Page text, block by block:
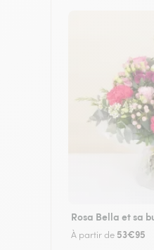
Rosa Bella et sa
À partir de 53€95